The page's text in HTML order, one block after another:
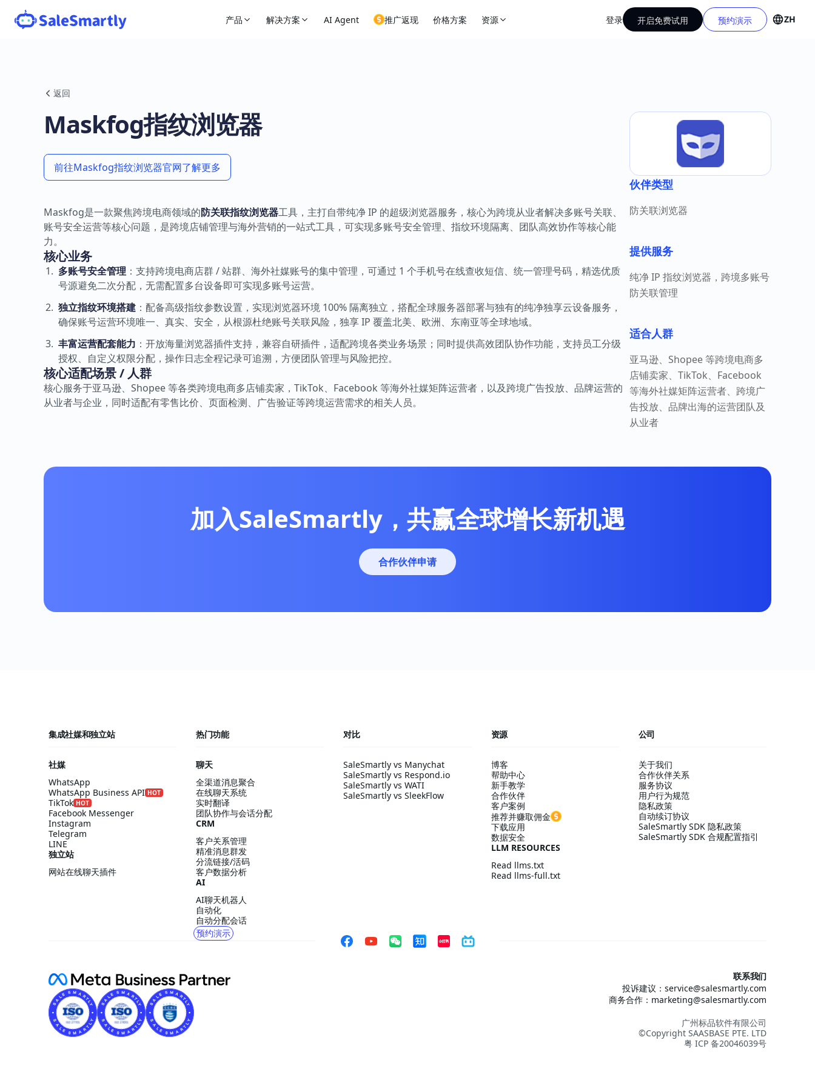
产品 解决方案 AI Agent 推广返现 价格方案 资源 登录 开启免费试用 预约演示 ZH
返回
Maskfog指纹浏览器
前往Maskfog指纹浏览器官网了解更多
Maskfog是一款聚焦跨境电商领域的防关联指纹浏览器工具，主打自带纯净 IP 的超级浏览器服务，核心为跨境从业者解决多账号关联、
账号安全运营等核心问题，是跨境店铺管理与海外营销的一站式工具，可实现多账号安全管理、指纹环境隔离、团队高效协作等核心能
力。
核心业务
多账号安全管理 ：支持跨境电商店群 / 站群、海外社媒账号的集中管理，可通过 1 个手机号在线查收短信、统一管理号码，精选优质
号源避免二次分配，无需配置多台设备即可实现多账号运营。
独立指纹环境搭建 ：配备高级指纹参数设置，实现浏览器环境 100% 隔离独立，搭配全球服务器部署与独有的纯净独享云设备服务，
确保账号运营环境唯一、真实、安全，从根源杜绝账号关联风险，独享 IP 覆盖北美、欧洲、东南亚等全球地域。
丰富运营配套能力 ：开放海量浏览器插件支持，兼容自研插件，适配跨境各类业务场景；同时提供高效团队协作功能，支持员工分级
授权、自定义权限分配，操作日志全程记录可追溯，方便团队管理与风险把控。
核心适配场景 / 人群
核心服务于亚马逊、Shopee 等各类跨境电商多店铺卖家，TikTok、Facebook 等海外社媒矩阵运营者，以及跨境广告投放、品牌运营的
从业者与企业，同时适配有零售比价、页面检测、广告验证等跨境运营需求的相关人员。
伙伴类型
防关联浏览器
提供服务
纯净 IP 指纹浏览器，跨境多账号
防关联管理
适合人群
亚马逊、Shopee 等跨境电商多
店铺卖家、TikTok、Facebook
等海外社媒矩阵运营者、跨境广
告投放、品牌出海的运营团队及
从业者
加入SaleSmartly，共赢全球增长新机遇
合作伙伴申请
集成社媒和独立站
社媒
WhatsApp
WhatsApp Business API HOT
TikTok HOT
Facebook Messenger
Instagram
Telegram
LINE
独立站
网站在线聊天插件
热门功能
聊天
全渠道消息聚合
在线聊天系统
实时翻译
团队协作与会话分配
CRM
客户关系管理
精准消息群发
分流链接/活码
客户数据分析
AI
AI聊天机器人
自动化
自动分配会话
预约演示
对比
SaleSmartly vs Manychat
SaleSmartly vs Respond.io
SaleSmartly vs WATI
SaleSmartly vs SleekFlow
资源
博客
帮助中心
新手教学
合作伙伴
客户案例
推荐并赚取佣金
下载应用
数据安全
LLM RESOURCES
Read llms.txt
Read llms-full.txt
公司
关于我们
合作伙伴关系
服务协议
用户行为规范
隐私政策
自动续订协议
SaleSmartly SDK 隐私政策
SaleSmartly SDK 合规配置指引
联系我们
投诉建议：service@salesmartly.com
商务合作：marketing@salesmartly.com
广州标品软件有限公司
©Copyright SAASBASE PTE. LTD
粤 ICP 备20046039号